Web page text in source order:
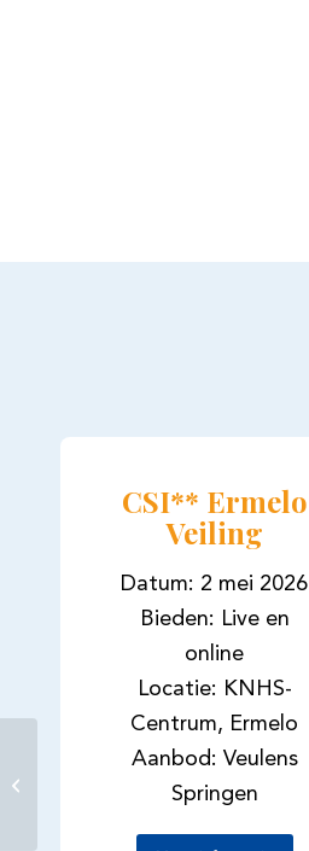
CSI** Ermelo
Veiling
Datum: 2 mei 2026
Bieden: Live en
online
Locatie: KNHS-
Centrum, Ermelo
Aanbod: Veulens
Springen
Darabel tiende in ZZ-
Indoorkampioenschappen